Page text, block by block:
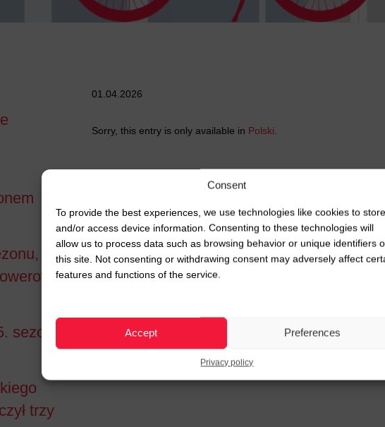
Consent
To provide the best experiences, we use technologies like cookies to store
and/or access device information. Consenting to these technologies will
allow us to process data such as browsing behavior or unique identifiers
this site. Not consenting or withdrawing consent may adversely affect
features and functions of the service.
Accept Preferences
Privacy policy
sezon
trzy
01.04.2026
Sorry, this entry is only available in Polski.